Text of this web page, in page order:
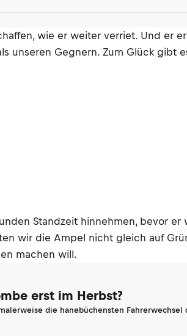
wie er weiter verriet. Und er
unseren Gegnern. Zum Glück gibt
Standzeit hinnehmen, bevor
wir die Ampel nicht gleich auf
machen will.
erst im Herbst?
die hanebüchensten